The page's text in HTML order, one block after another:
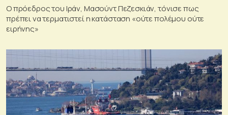
Ο πρόεδρος του Ιράν, Μασούντ Πεζεσκιάν, τόνισε πως
πρέπει να τερματιστεί η κατάσταση «ούτε πολέμου ούτε
ειρήνης»